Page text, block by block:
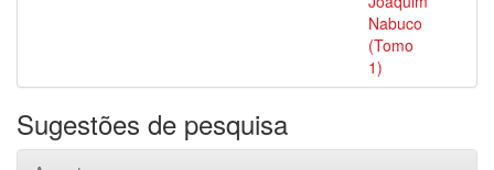
Nabuco
(Tomo
1)
Sugestões de pesquisa